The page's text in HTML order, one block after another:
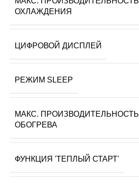
ОХЛАЖДЕНИЯ
ЦИФРОВОЙ ДИСПЛЕЙ
РЕЖИМ SLEEP
МАКС. ПРОИЗВОДИТЕЛЬНОСТЬ
ОБОГРЕВА
ФУНКЦИЯ 'ТЕПЛЫЙ СТАРТ'